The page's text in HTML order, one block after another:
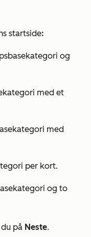
startside:
og
med et
med
per kort.
og to
på Neste.